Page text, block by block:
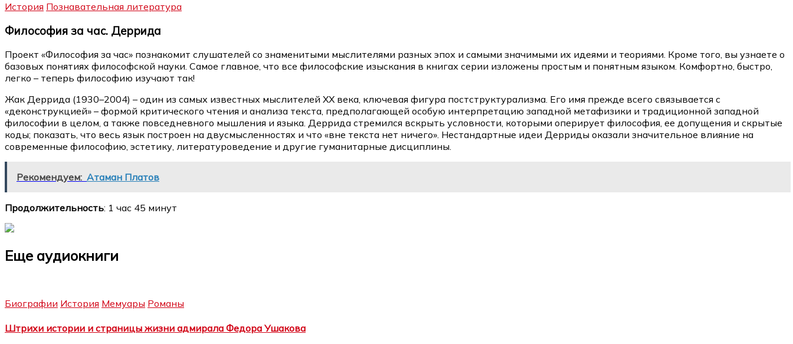
История Познавательная литература
Философия за час. Деррида
Проект «Философия за час» познакомит слушателей со знаменитыми мыслителями разных эпох и самыми значимыми их идеями и теориями. Кроме того, вы узнаете о
базовых понятиях философской науки. Самое главное, что все философские изыскания в книгах серии изложены простым и понятным языком. Комфортно, быстро,
легко – теперь философию изучают так!
Жак Деррида (1930–2004) – один из самых известных мыслителей XX века, ключевая фигура постструктурализма. Его имя прежде всего связывается с
«деконструкцией» – формой критического чтения и анализа текста, предполагающей особую интерпретацию западной метафизики и традиционной западной
философии в целом, а также повседневного мышления и языка. Деррида стремился вскрыть условности, которыми оперирует философия, ее допущения и скрытые
коды; показать, что весь язык построен на двусмысленностях и что «вне текста нет ничего». Нестандартные идеи Дерриды оказали значительное влияние на
современные философию, эстетику, литературоведение и другие гуманитарные дисциплины.
Рекомендуем: Атаман Платов
Продолжительность: 1 час 45 минут
Еще аудиокниги
Биографии История Мемуары Романы
Штрихи истории и страницы жизни адмирала Федора Ушакова